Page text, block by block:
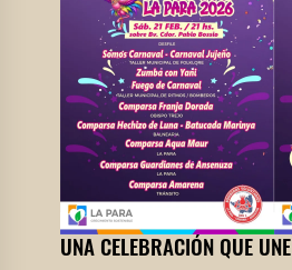
UNA CELEBRACIÓN QUE UNE